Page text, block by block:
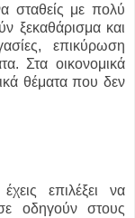
σταθείς με πολύ
ξεκαθάρισμα και
επικύρωση
Στα οικονομικά
θέματα που δεν
επιλέξει να
οδηγούν στους